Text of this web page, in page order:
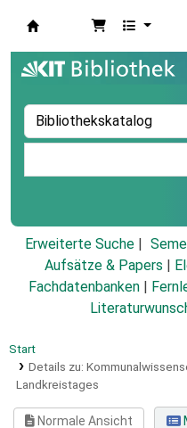
Erweiterte Suche
Aufsätze & Papers
Fachdatenbanken
Start
Details zu:
Landkreistages
Normale Ansicht